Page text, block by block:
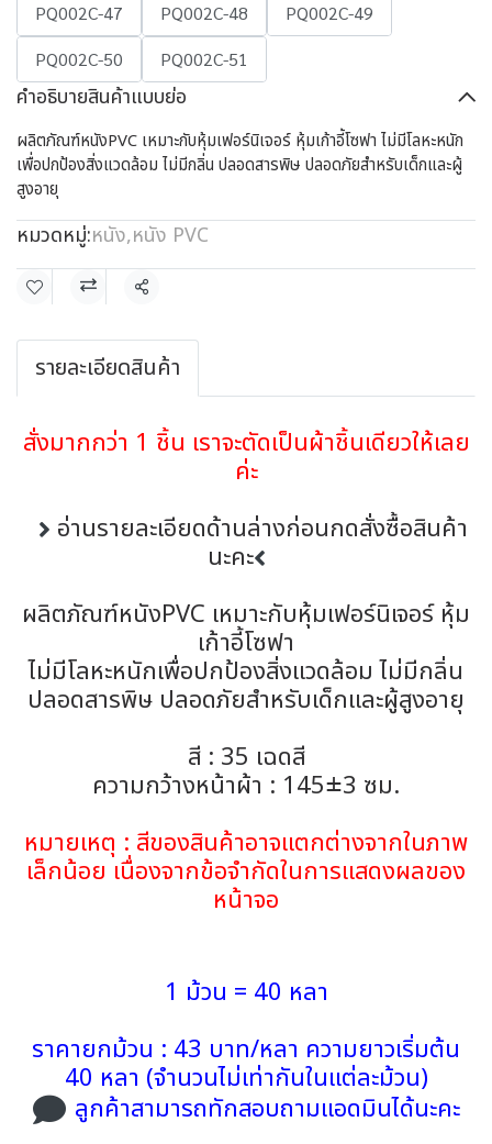
PQ002C-47
PQ002C-48
PQ002C-49
PQ002C-50
PQ002C-51
คำอธิบายสินค้าแบบย่อ
ผลิตภัณฑ์หนังPVC เหมาะกับหุ้มเฟอร์นิเจอร์ หุ้มเก้าอี้โซฟา ไม่มีโลหะหนัก
เพื่อปกป้องสิ่งแวดล้อม ไม่มีกลิ่น ปลอดสารพิษ ปลอดภัยสำหรับเด็กและผู้
สูงอายุ
หมวดหมู่:หนัง,หนัง PVC
แชร์
รายละเอียดสินค้า
สั่งมากกว่า 1 ชิ้น เราจะตัดเป็นผ้าชิ้นเดียวให้เลย
ค่ะ
อ่านรายละเอียดด้านล่างก่อนกดสั่งซื้อสินค้า
นะคะ
ผลิตภัณฑ์หนังPVC เหมาะกับหุ้มเฟอร์นิเจอร์ หุ้ม
เก้าอี้โซฟา
ไม่มีโลหะหนักเพื่อปกป้องสิ่งแวดล้อม ไม่มีกลิ่น
ปลอดสารพิษ ปลอดภัยสำหรับเด็กและผู้สูงอายุ
สี : 35 เฉดสี
ความกว้างหน้าผ้า : 145±3 ซม.
หมายเหตุ : สีของสินค้าอาจแตกต่างจากในภาพ
เล็กน้อย เนื่องจากข้อจำกัดในการแสดงผลของ
หน้าจอ
1 ม้วน = 40 หลา
ราคายกม้วน : 43 บาท/หลา ความยาวเริ่มต้น
40 หลา (จำนวนไม่เท่ากันในแต่ละม้วน)
ลูกค้าสามารถทักสอบถามแอดมินได้นะคะ